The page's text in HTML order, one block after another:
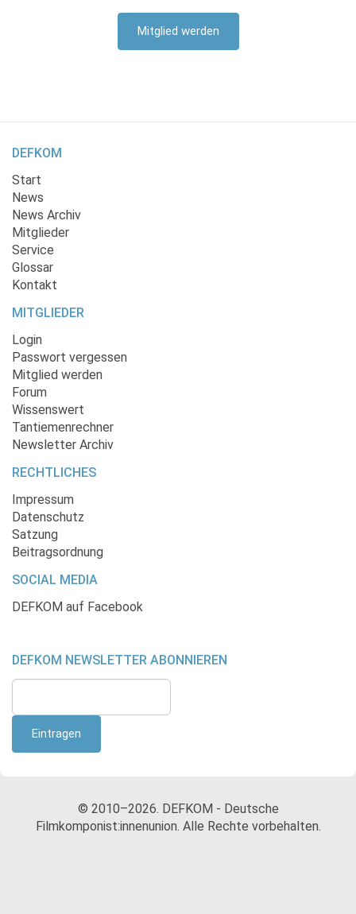
Mitglied werden
DEFKOM
Start
News
News Archiv
Mitglieder
Service
Glossar
Kontakt
MITGLIEDER
Login
Passwort vergessen
Mitglied werden
Forum
Wissenswert
Tantiemenrechner
Newsletter Archiv
RECHTLICHES
Impressum
Datenschutz
Satzung
Beitragsordnung
SOCIAL MEDIA
DEFKOM auf Facebook
DEFKOM NEWSLETTER ABONNIEREN
© 2010–2026. DEFKOM - Deutsche
Filmkomponist:innenunion. Alle Rechte vorbehalten.